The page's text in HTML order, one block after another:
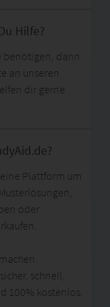
Hilfe?
benötigen, dann
an unseren
dir gerne
Plattform um
oder
schnell,
100% kostenlos.